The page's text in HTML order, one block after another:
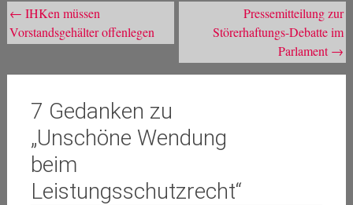
Beitragsnavigation
← IHKen müssen
Vorstandsgehälter offenlegen
Pressemitteilung zur
Störerhaftungs-Debatte im
Parlament→
7 Gedanken zu
„Unschöne Wendung
beim
Leistungsschutzrecht“